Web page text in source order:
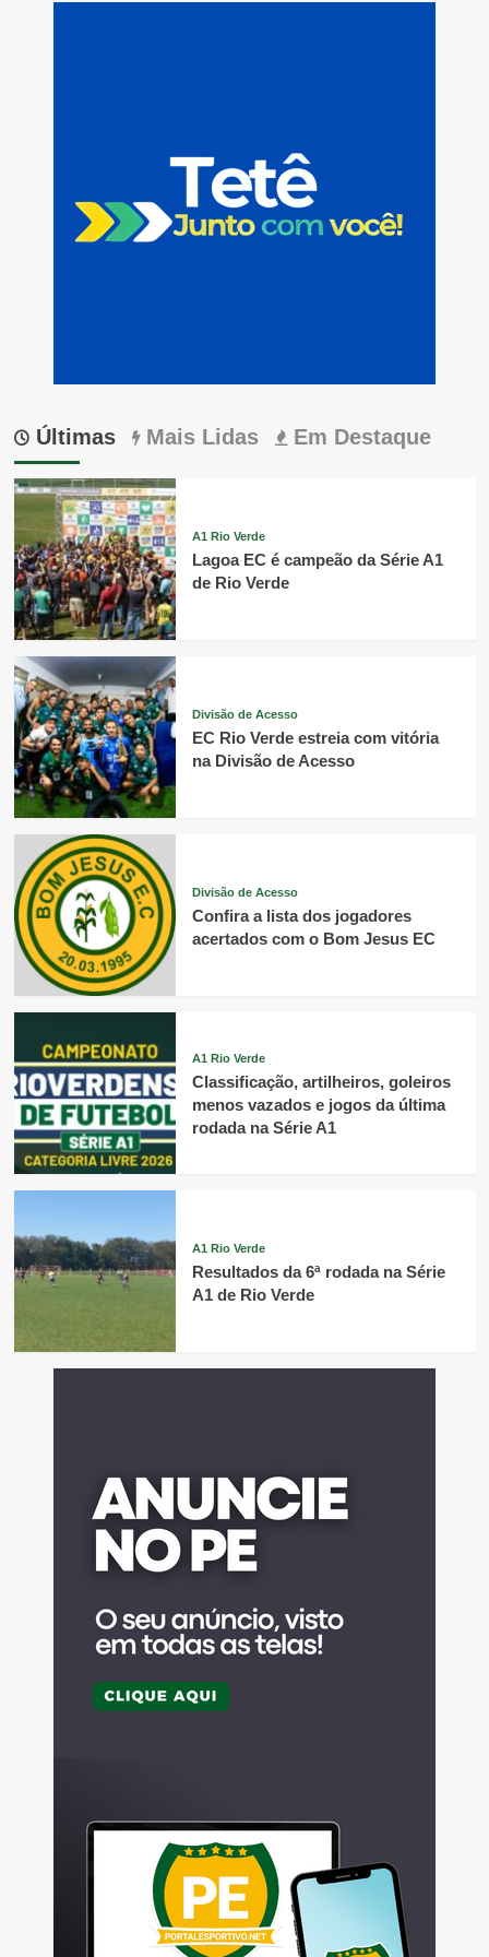
Últimas Mais Lidas Em Destaque
A1 Rio Verde
Lagoa EC é campeão da Série A1
de Rio Verde
Divisão de Acesso
EC Rio Verde estreia com vitória
na Divisão de Acesso
Divisão de Acesso
Confira a lista dos jogadores
acertados com o Bom Jesus EC
A1 Rio Verde
Classificação, artilheiros, goleiros
menos vazados e jogos da última
rodada na Série A1
A1 Rio Verde
Resultados da 6ª rodada na Série
A1 de Rio Verde